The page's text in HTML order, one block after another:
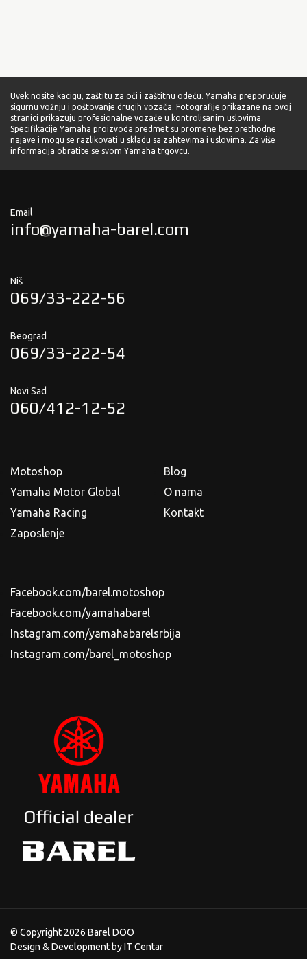
Uvek nosite kacigu, zaštitu za oči i zaštitnu odeću. Yamaha preporučuje
sigurnu vožnju i poštovanje drugih vozača. Fotografije prikazane na ovoj
stranici prikazuju profesionalne vozače u kontrolisanim uslovima.
Specifikacije Yamaha proizvoda predmet su promene bez prethodne
najave i mogu se razlikovati u skladu sa zahtevima i uslovima. Za više
informacija obratite se svom Yamaha trgovcu.
Email
info@yamaha-barel.com
Niš
069/33-222-56
Beograd
069/33-222-54
Novi Sad
060/412-12-52
Motoshop
Yamaha Motor Global
Yamaha Racing
Zaposlenje
Blog
O nama
Kontakt
Facebook.com/barel.motoshop
Facebook.com/yamahabarel
Instagram.com/yamahabarelsrbija
Instagram.com/barel_motoshop
© Copyright 2026 Barel DOO
Design & Development byIT Centar